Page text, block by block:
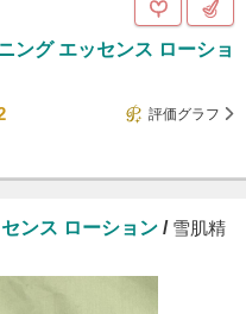
ング エッセンス ローショ
評価グラフ
ンス ローション / 雪肌精